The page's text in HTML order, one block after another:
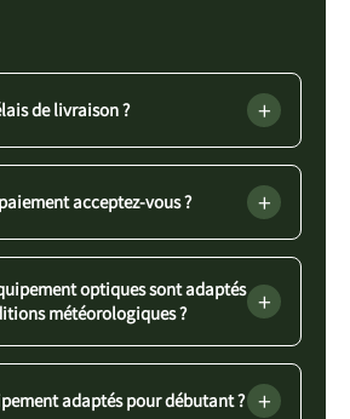
de livraison ? +
acceptez-vous ? +
optiques sont adaptés
météorologiques ?
+
adaptés pour débutant ? +